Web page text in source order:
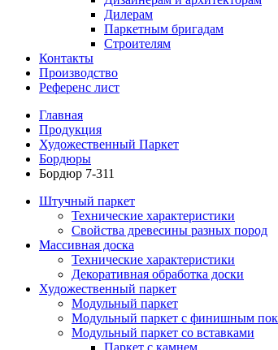
Дилерам
Паркетным бригадам
Строителям
Контакты
Производство
Референс лист
Главная
Продукция
Художественный Паркет
Бордюры
Бордюр 7-311
Штучный паркет
Технические характеристики
Свойства древесины разных пород
Массивная доска
Технические характеристики
Декоративная обработка доски
Художественный паркет
Модульный паркет
Модульный паркет с финишным
Модульный паркет со вставками
Паркет с камнем